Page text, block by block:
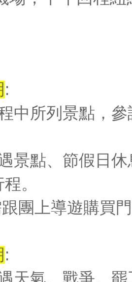
:
中所列景點，
景點、節假日
。
團上導遊購買
: